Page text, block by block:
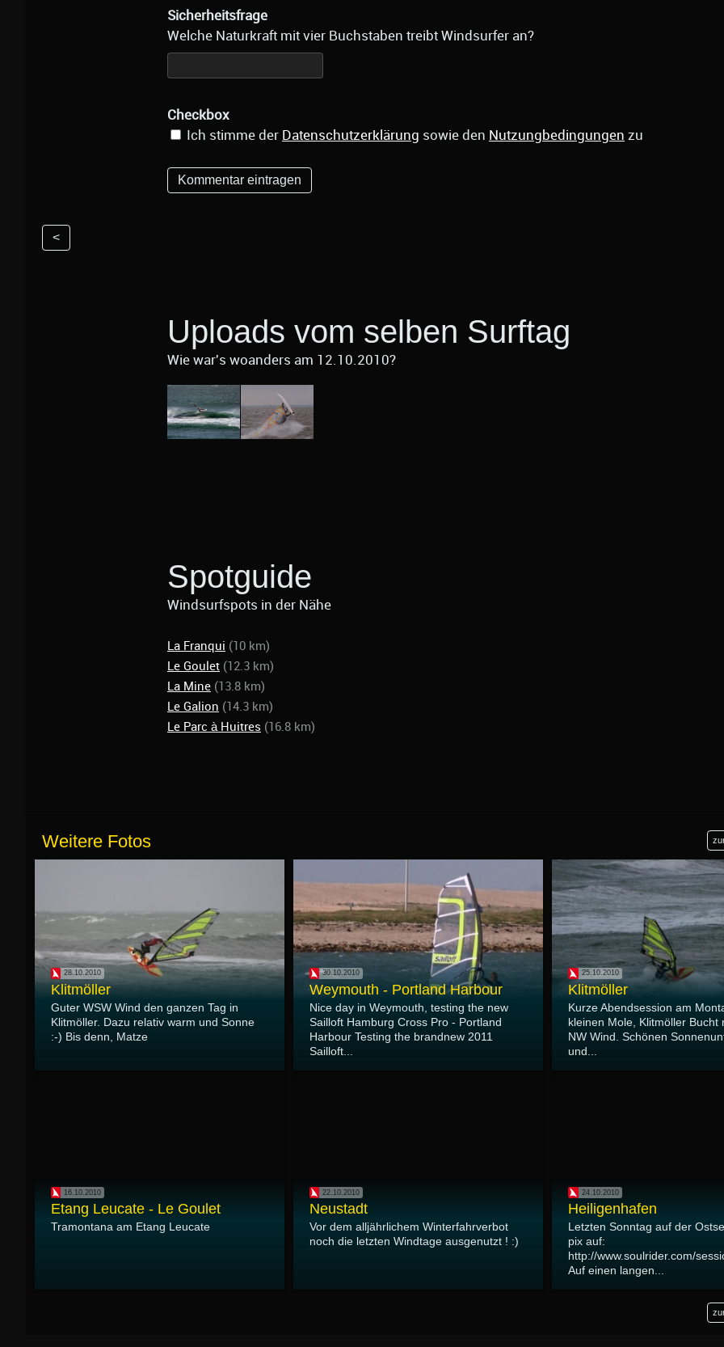
Sicherheitsfrage
Welche Naturkraft mit vier Buchstaben treibt Windsurfer an?
Checkbox
Ich stimme der Datenschutzerklärung sowie den Nutzungbedingungen zu
<
Uploads vom selben Surftag
Wie war's woanders am 12.10.2010?
Spotguide
Windsurfspots in der Nähe
La Franqui (10 km)
Le Goulet (12.3 km)
La Mine (13.8 km)
Le Galion (14.3 km)
Le Parc à Huitres (16.8 km)
Weitere Fotos
28.10.2010
Klitmöller
Guter WSW Wind den ganzen Tag in
Klitmöller. Dazu relativ warm und Sonne
:-) Bis denn, Matze
30.10.2010
Weymouth - Portland Harbour
Nice day in Weymouth, testing the new
Sailloft Hamburg Cross Pro - Portland
Harbour Testing the brandnew 2011
Sailloft...
25.10.2010
Klitmöller
Kurze Abendsession am
kleinen Mole, Klitmöller Bucht
NW Wind. Schönen
und...
16.10.2010
Etang Leucate - Le Goulet
Tramontana am Etang Leucate
22.10.2010
Neustadt
Vor dem alljährlichem Winterfahrverbot
noch die letzten Windtage ausgenutzt ! :)
24.10.2010
Heiligenhafen
Letzten Sonntag auf der
pix auf:
http://www.soulrider.com/
Auf einen langen...